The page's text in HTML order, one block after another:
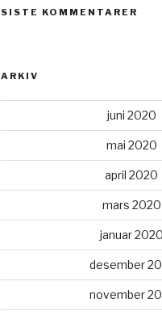
SISTE KOMMENTARER
ARKIV
juni 2020
mai 2020
april 2020
mars 2020
januar 2020
desember
november